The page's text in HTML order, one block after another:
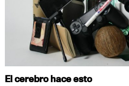
El cerebro hace esto